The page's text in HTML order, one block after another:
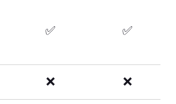
✅ ✅
❌ ❌